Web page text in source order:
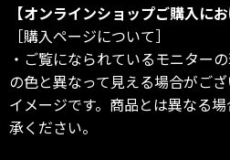
【オンラインショップご購入に
［購入ページについて］
・ご覧になられているモニター
の色と異なって見える場合がご
イメージです。商品とは異なる
承ください。